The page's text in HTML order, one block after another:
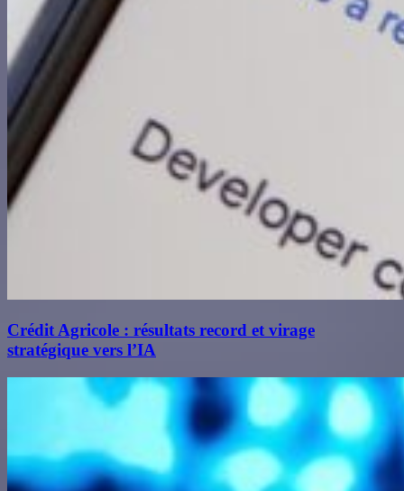
Crédit Agricole : résultats record et virage
stratégique vers l’IA